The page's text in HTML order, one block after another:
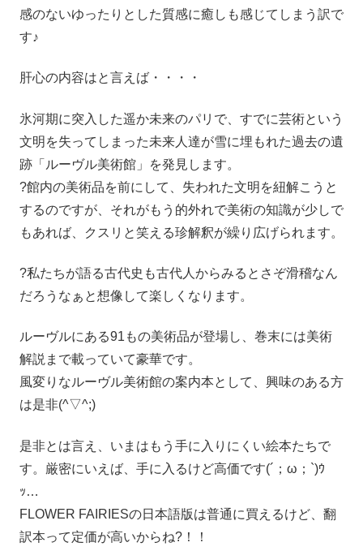
感のないゆったりとした質感に癒しも感じてしまう訳で
す♪
肝心の内容はと言えば・・・・
氷河期に突入した遥か未来のパリで、すでに芸術という
文明を失ってしまった未来人達が雪に埋もれた過去の遺
跡「ルーヴル美術館」を発見します。
?館内の美術品を前にして、失われた文明を紐解こうと
するのですが、それがもう的外れで美術の知識が少しで
もあれば、クスリと笑える珍解釈が繰り広げられます。
?私たちが語る古代史も古代人からみるとさぞ滑稽なん
だろうなぁと想像して楽しくなります。
ルーヴルにある91もの美術品が登場し、巻末には美術
解説まで載っていて豪華です。
風変りなルーヴル美術館の案内本として、興味のある方
は是非(^▽^;)
是非とは言え、いまはもう手に入りにくい絵本たちで
す。厳密にいえば、手に入るけど高価です(´；ω；`)ｳ
ｯ…
FLOWER FAIRIESの日本語版は普通に買えるけど、翻
訳本って定価が高いからね?！！